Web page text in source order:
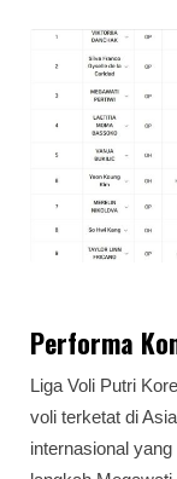
Performa
Liga Voli Putri
voli terketat di
internasional